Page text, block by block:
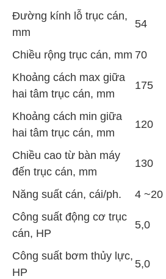
Đường kính lỗ trục cán,
mm
54
Chiều rộng trục cán, mm 70
Khoảng cách max giữa
hai tâm trục cán, mm
175
Khoảng cách min giữa
hai tâm trục cán, mm
120
Chiều cao từ bàn máy
đến trục cán, mm
130
Năng suất cán, cái/ph.
4 ~20
Công suất động cơ trục
cán, HP
5,0
Công suất bơm thủy lực,
HP
5,0